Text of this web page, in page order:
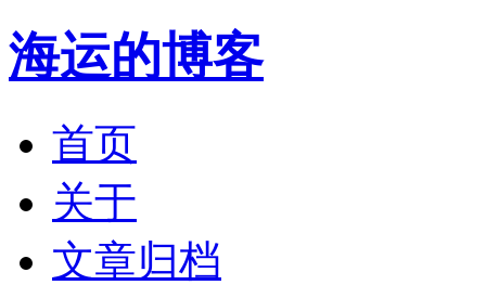
海运的博客
首页
关于
文章归档